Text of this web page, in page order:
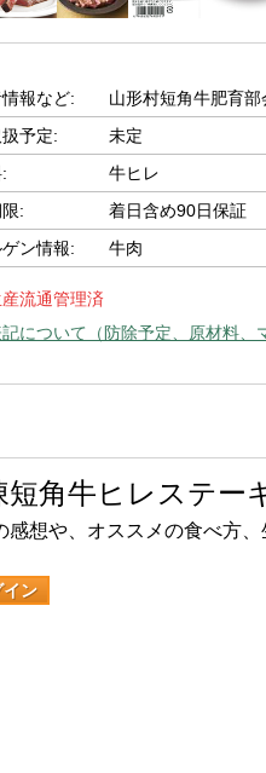
報など:
山形村短角牛肥育
予定:
未定
牛ヒレ
:
着日含め90日保証
ン情報:
牛肉
流通管理済
について（防除予定、原材料、
短角牛ヒレステー
感想や、オススメの食べ方
イン